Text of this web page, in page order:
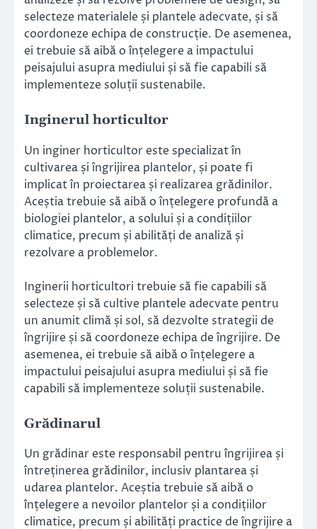
selecteze materialele și plantele adecvate, și să
coordoneze echipa de construcție. De asemenea,
ei trebuie să aibă o înțelegere a impactului
peisajului asupra mediului și să fie capabili să
implementeze soluții sustenabile.
Inginerul horticultor
Un inginer horticultor este specializat în
cultivarea și îngrijirea plantelor, și poate fi
implicat în proiectarea și realizarea grădinilor.
Aceștia trebuie să aibă o înțelegere profundă a
biologiei plantelor, a solului și a condițiilor
climatice, precum și abilități de analiză și
rezolvare a problemelor.
Inginerii horticultori trebuie să fie capabili să
selecteze și să cultive plantele adecvate pentru
un anumit climă și sol, să dezvolte strategii de
îngrijire și să coordoneze echipa de îngrijire. De
asemenea, ei trebuie să aibă o înțelegere a
impactului peisajului asupra mediului și să fie
capabili să implementeze soluții sustenabile.
Grădinarul
Un grădinar este responsabil pentru îngrijirea și
întreținerea grădinilor, inclusiv plantarea și
udarea plantelor. Aceștia trebuie să aibă o
înțelegere a nevoilor plantelor și a condițiilor
climatice, precum și abilități practice de îngrijire a